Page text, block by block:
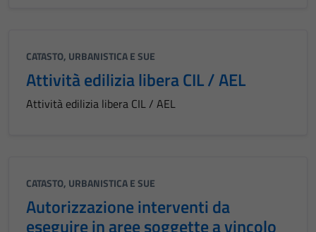
CATASTO, URBANISTICA E SUE
Attività edilizia libera CIL / AEL
Attività edilizia libera CIL / AEL
CATASTO, URBANISTICA E SUE
Autorizzazione interventi da
eseguire in aree soggette a vincolo